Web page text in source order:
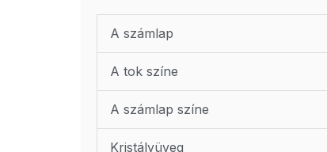
A számlap
A tok színe
A számlap színe
Kristályüveg